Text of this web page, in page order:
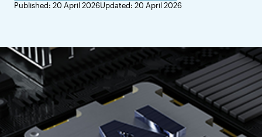
Published: 20 April 2026Updated: 20 April 2026